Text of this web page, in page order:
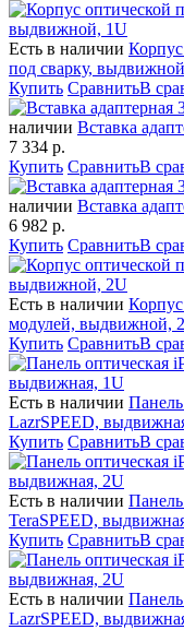
Есть в наличии
под сварку,
Купить СравнитьВ
наличии Вставка
7 334 р.
Купить СравнитьВ
наличии Вставка
6 982 р.
Купить СравнитьВ
Есть в наличии
модулей, выдвижной,
Купить СравнитьВ
Есть в наличии
LazrSPEED,
Купить СравнитьВ
Есть в наличии
TeraSPEED,
Купить СравнитьВ
Есть в наличии
LazrSPEED,